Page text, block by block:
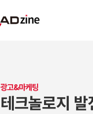
광고&마케팅
테크놀로지